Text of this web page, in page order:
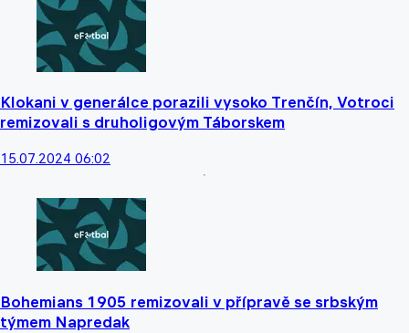
Klokani v generálce porazili vysoko Trenčín, Votroci
remizovali s druholigovým Táborskem
15.07.2024 06:02
Bohemians 1905 remizovali v přípravě se srbským
týmem Napredak